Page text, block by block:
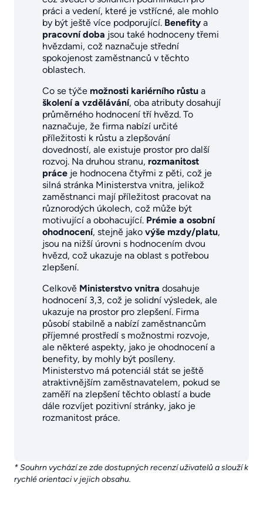
práci a vedení, které je vstřícné, ale mohlo
by být ještě více podporující. Benefity a
pracovní doba jsou také hodnoceny třemi
hvězdami, což naznačuje střední
spokojenost zaměstnanců v těchto
oblastech.
Co se týče možnosti kariérního růstu a
školení a vzdělávání, oba atributy dosahují
průměrného hodnocení tří hvězd. To
naznačuje, že firma nabízí určité
příležitosti k růstu a zlepšování
dovedností, ale existuje prostor pro další
rozvoj. Na druhou stranu, rozmanitost
práce je hodnocena čtyřmi z pěti, což je
silná stránka Ministerstva vnitra, jelikož
zaměstnanci mají příležitost pracovat na
různorodých úkolech, což může být
motivující a obohacující. Prémie a osobní
ohodnocení, stejně jako výše mzdy/platu,
jsou na nižší úrovni s hodnocením dvou
hvězd, což ukazuje na oblast s potřebou
zlepšení.
Celkově Ministerstvo vnitra dosahuje
hodnocení 3,3, což je solidní výsledek, ale
ukazuje na prostor pro zlepšení. Firma
působí stabilně a nabízí zaměstnancům
příjemné prostředí s možnostmi rozvoje,
ale některé aspekty, jako je ohodnocení a
benefity, by mohly být posíleny.
Ministerstvo má potenciál stát se ještě
atraktivnějším zaměstnavatelem, pokud se
zaměří na zlepšení těchto oblastí a bude
dále rozvíjet pozitivní stránky, jako je
rozmanitost práce.
* Souhrn vychází ze zde dostupných recenzí uživatelů a slouží k
rychlé orientaci v jejich obsahu.